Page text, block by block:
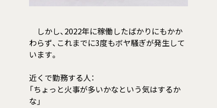
しかし、2022年に稼働したばかりにもかか
わらず、これまでに3度もボヤ騒ぎが発生して
います。
近くで勤務する人：
「ちょっと火事が多いかなという気はするか
な」